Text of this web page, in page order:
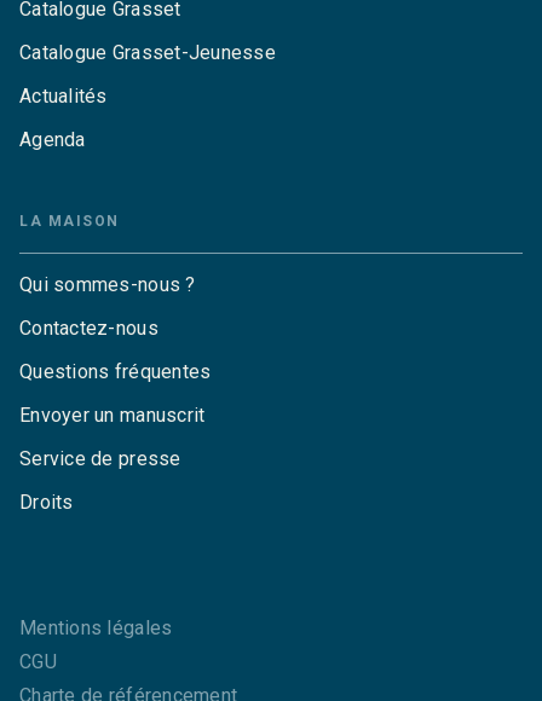
Catalogue Grasset
Catalogue Grasset-Jeunesse
Actualités
Agenda
LA MAISON
Qui sommes-nous ?
Contactez-nous
Questions fréquentes
Envoyer un manuscrit
Service de presse
Droits
Mentions légales
CGU
Charte de référencement